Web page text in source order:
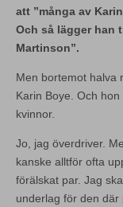
att ”många av
Och så lägger han
Martinson”.
Men bortemot halva
Karin Boye. Och
kvinnor.
Jo, jag överdriver.
kanske alltför ofta
förälskat par. Jag
underlag för den